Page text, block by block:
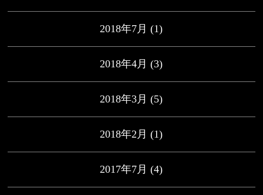
2018年7月 (1)
2018年4月 (3)
2018年3月 (5)
2018年2月 (1)
2017年7月 (4)